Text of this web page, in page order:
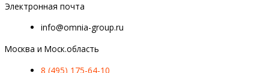
Электронная почта
info@omnia-group.ru
Москва и Моск.область
8 (495) 175-64-10